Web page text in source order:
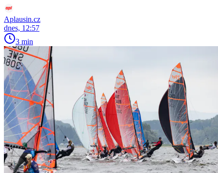
Aplausin.cz
dnes, 12:57
3 min